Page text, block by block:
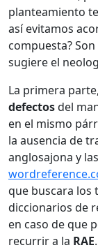
planteamiento
así evitamos
compuesta?
sugiere el
La primera
defectosdel
en el mismo
la ausencia de
anglosajona y
que buscara los
diccionarios de
en caso de que
recurrir a la RAE.